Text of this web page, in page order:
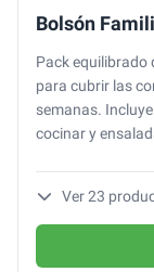
Bolsón
Pack equilibrado
para cubrir las
semanas.
cocinar y
Ver23